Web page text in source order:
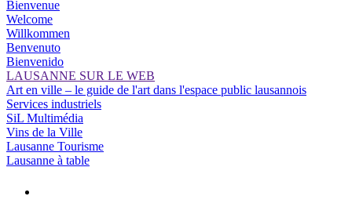
Bienvenue
Welcome
Willkommen
Benvenuto
Bienvenido
LAUSANNE SUR LE WEB
Art en ville – le guide de l'art dans l'espace public lausannois
Services industriels
SiL Multimédia
Vins de la Ville
Lausanne Tourisme
Lausanne à table